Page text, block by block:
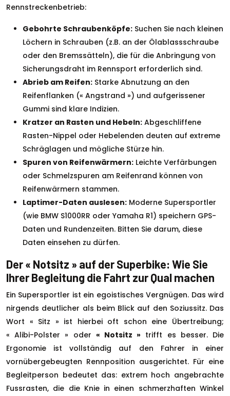
Rennstreckenbetrieb:
Gebohrte Schraubenköpfe: Suchen Sie nach kleinen
Löchern in Schrauben (z.B. an der Ölablassschraube
oder den Bremssätteln), die für die Anbringung von
Sicherungsdraht im Rennsport erforderlich sind.
Abrieb am Reifen: Starke Abnutzung an den
Reifenflanken (« Angstrand ») und aufgerissener
Gummi sind klare Indizien.
Kratzer an Rasten und Hebeln: Abgeschliffene
Rasten-Nippel oder Hebelenden deuten auf extreme
Schräglagen und mögliche Stürze hin.
Spuren von Reifenwärmern: Leichte Verfärbungen
oder Schmelzspuren am Reifenrand können von
Reifenwärmern stammen.
Laptimer-Daten auslesen: Moderne Supersportler
(wie BMW S1000RR oder Yamaha R1) speichern GPS-
Daten und Rundenzeiten. Bitten Sie darum, diese
Daten einsehen zu dürfen.
Der « Notsitz » auf der Superbike: Wie Sie
Ihrer Begleitung die Fahrt zur Qual machen
Ein Supersportler ist ein egoistisches Vergnügen. Das wird
nirgends deutlicher als beim Blick auf den Soziussitz. Das
Wort « Sitz » ist hierbei oft schon eine Übertreibung;
« Alibi-Polster » oder « Notsitz » trifft es besser. Die
Ergonomie ist vollständig auf den Fahrer in einer
vornübergebeugten Rennposition ausgerichtet. Für eine
Begleitperson bedeutet das: extrem hoch angebrachte
Fussrasten, die die Knie in einen schmerzhaften Winkel